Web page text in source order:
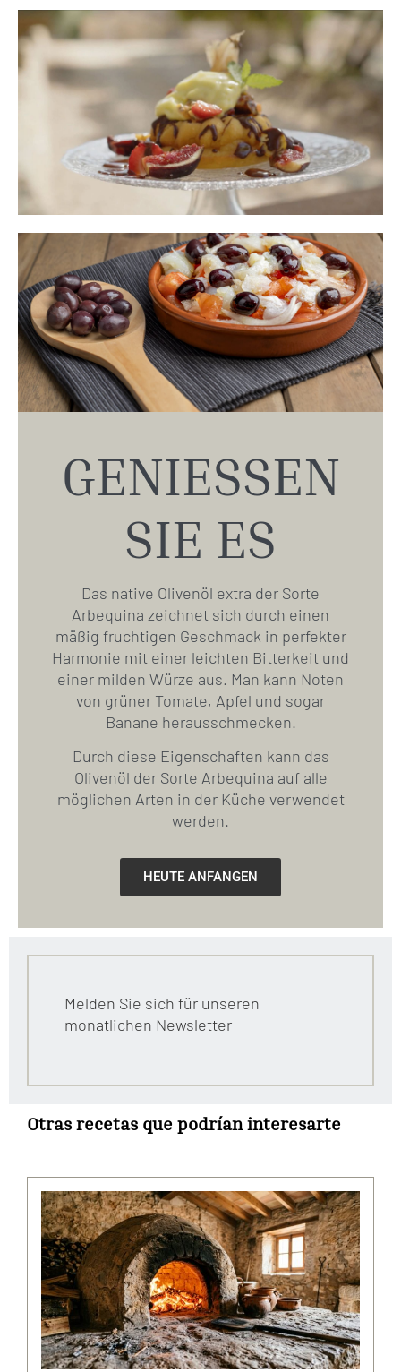
GENIESSEN
SIE ES
Das native Olivenöl extra der Sorte
Arbequina zeichnet sich durch einen
mäßig fruchtigen Geschmack in perfekter
Harmonie mit einer leichten Bitterkeit und
einer milden Würze aus. Man kann Noten
von grüner Tomate, Apfel und sogar
Banane herausschmecken.
Durch diese Eigenschaften kann das
Olivenöl der Sorte Arbequina auf alle
möglichen Arten in der Küche verwendet
werden.
HEUTE ANFANGEN
Melden Sie sich für unseren
monatlichen Newsletter
Otras recetas que podrían interesarte